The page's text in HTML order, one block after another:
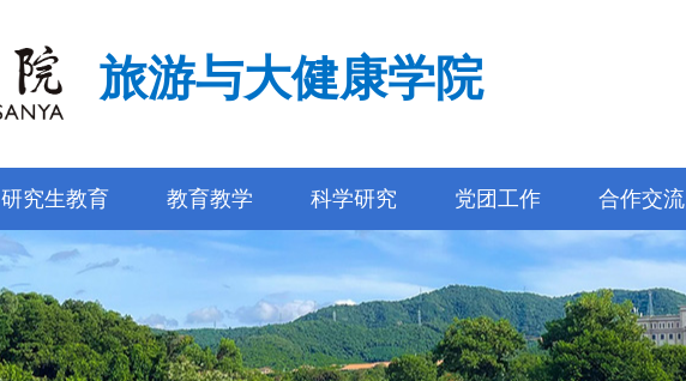
旅游与大健康学院
研究生教育 教育教学 科学研究 党团工作 合作交流